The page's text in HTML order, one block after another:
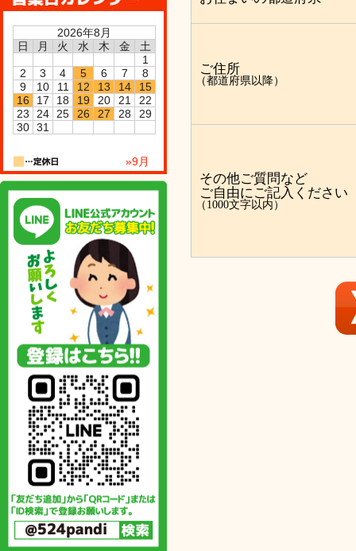
ご住所
（都道府県以降）
その他ご質問など
ご自由にご記入ください
（1000文字以内）
2026年8月
日
月 火 水 木 金
土
1
2
3 4 5 6 7
8
9
10 11 12 13 14
15
16
17 18 19 20 21
22
23
24 25 26 27 28
29
30 31
»9月